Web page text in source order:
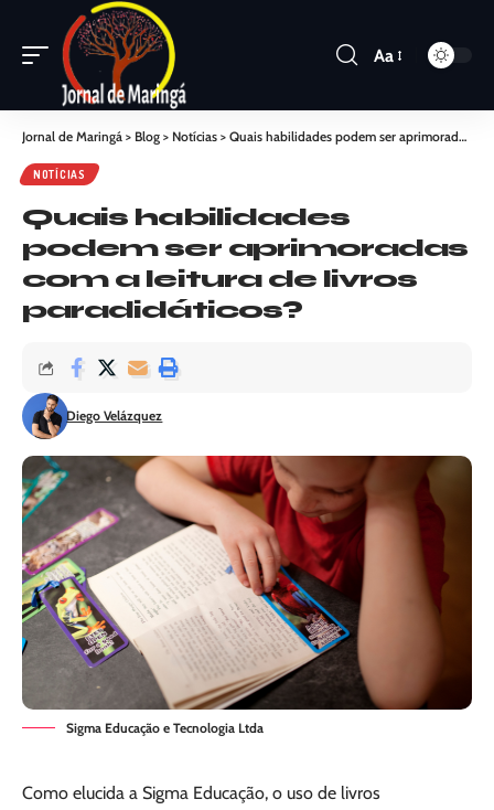
Aa
Jornal de Maringá > Blog > Notícias > Quais habilidades podem ser aprimoradas com a leitura de livros paradidáticos?
NOTÍCIAS
Quais habilidades
podem ser aprimoradas
com a leitura de livros
paradidáticos?
Diego Velázquez
Sigma Educação e Tecnologia Ltda
Como elucida a Sigma Educação, o uso de livros